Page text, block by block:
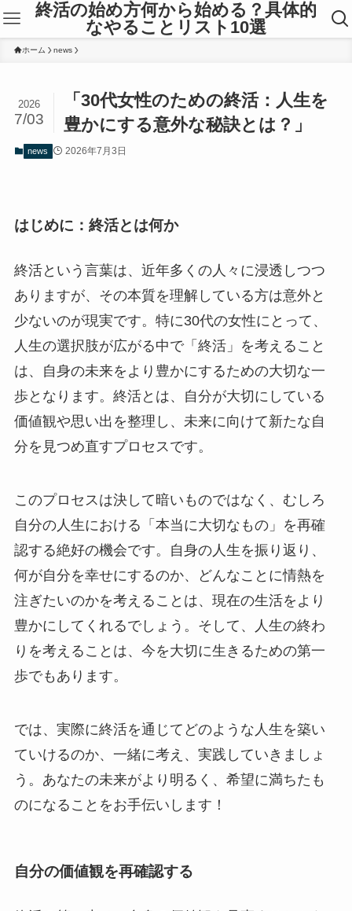
終活の始め方何から始める？具体的
なやることリスト10選
ホーム news
「30代女性のための終活：人生を
豊かにする意外な秘訣とは？」
2026
7/03
news 2026年7月3日
はじめに：終活とは何か
終活という言葉は、近年多くの人々に浸透しつつ
ありますが、その本質を理解している方は意外と
少ないのが現実です。特に30代の女性にとって、
人生の選択肢が広がる中で「終活」を考えること
は、自身の未来をより豊かにするための大切な一
歩となります。終活とは、自分が大切にしている
価値観や思い出を整理し、未来に向けて新たな自
分を見つめ直すプロセスです。
このプロセスは決して暗いものではなく、むしろ
自分の人生における「本当に大切なもの」を再確
認する絶好の機会です。自身の人生を振り返り、
何が自分を幸せにするのか、どんなことに情熱を
注ぎたいのかを考えることは、現在の生活をより
豊かにしてくれるでしょう。そして、人生の終わ
りを考えることは、今を大切に生きるための第一
歩でもあります。
では、実際に終活を通じてどのような人生を築い
ていけるのか、一緒に考え、実践していきましょ
う。あなたの未来がより明るく、希望に満ちたも
のになることをお手伝いします！
自分の価値観を再確認する